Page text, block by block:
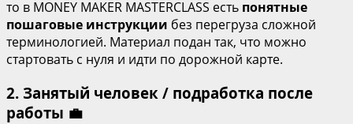
то в MONEY MAKER MASTERCLASS есть понятные
пошаговые инструкции без перегруза сложной
терминологией. Материал подан так, что можно
стартовать с нуля и идти по дорожной карте.
2. Занятый человек / подработка после
работы 💼